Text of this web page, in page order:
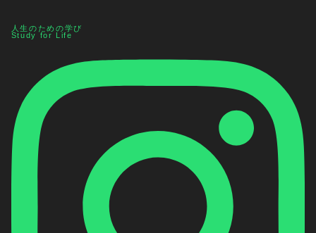
人生のための学び
Study for Life